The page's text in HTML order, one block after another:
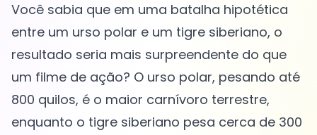
Você sabia que em uma batalha hipotética
entre um urso polar e um tigre siberiano, o
resultado seria mais surpreendente do que
um filme de ação? O urso polar, pesando até
800 quilos, é o maior carnívoro terrestre,
enquanto o tigre siberiano pesa cerca de 300